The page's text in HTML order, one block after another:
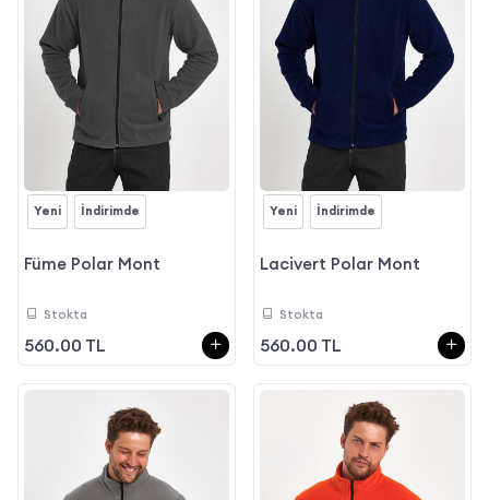
Yeni İndirimde
Füme Polar Mont
Stokta
560.00 TL
Yeni İndirimde
Lacivert Polar Mont
Stokta
560.00 TL